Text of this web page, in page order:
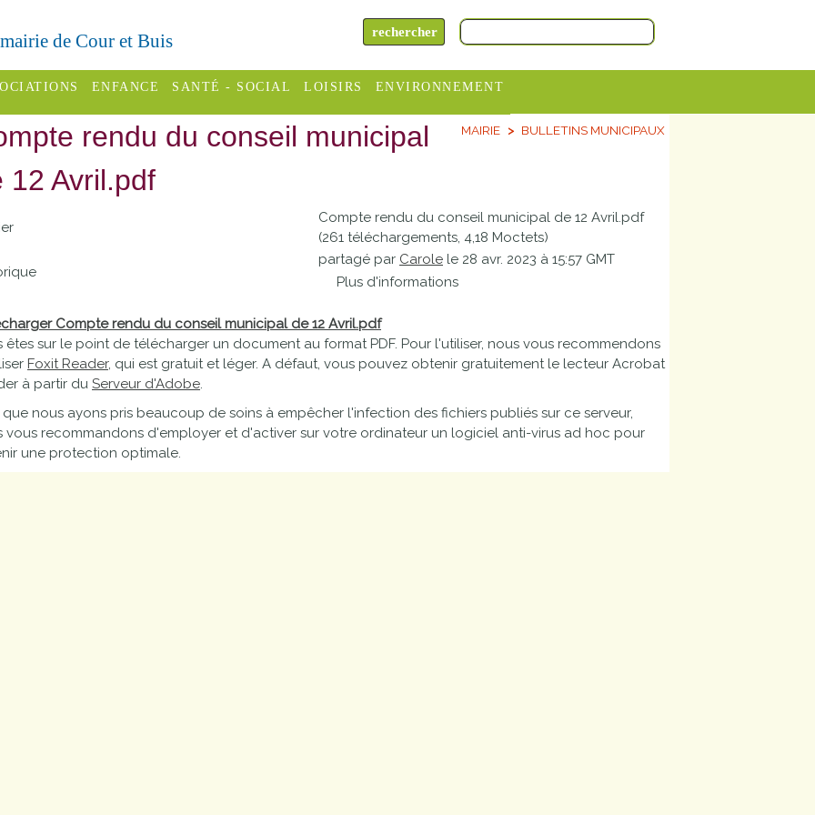
de Cour et Buis
des
ENFANCE
Assistantes
Relais
enfance
Etablissements
scolaires
publics
SANTÉ - SOCIAL
Centres
Le SSIAD
des Trois
Rivières
LOISIRS
Campings
de
tourisme
Cinémas
Piscines
Sélection
proches de
ENVIRONNEMENT
Horaires
incitative
SITCOM
MAIRIE BULLETINS MUNICIPAUX
rendu du conseil municipal
12 Avril.pdf
Compte rendu du conseil municipal de 12 Avril.pdf
(261 téléchargements, 4,18 Moctets)
partagé par Carole le 28 avr. 2023 à 15:57 GMT
Plus d'informations
Compte rendu du conseil municipal de 12 Avril.pdf
êtes sur le point de télécharger un document au format PDF. Pour l'utiliser, nous vous recommendons
Foxit Reader, qui est gratuit et léger. A défaut, vous pouvez obtenir gratuitement le lecteur Acrobat
à partir du Serveur d'Adobe.
que nous ayons pris beaucoup de soins à empêcher l'infection des fichiers publiés sur ce serveur,
vous recommandons d'employer et d'activer sur votre ordinateur un logiciel anti-virus ad hoc pour
une protection optimale.